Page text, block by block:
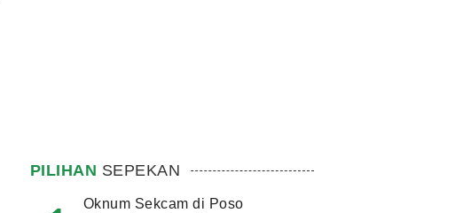
PILIHAN SEPEKAN
Oknum Sekcam di Poso